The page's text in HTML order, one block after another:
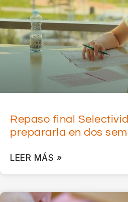
Repaso final
prepararla en dos
LEER MÁS »